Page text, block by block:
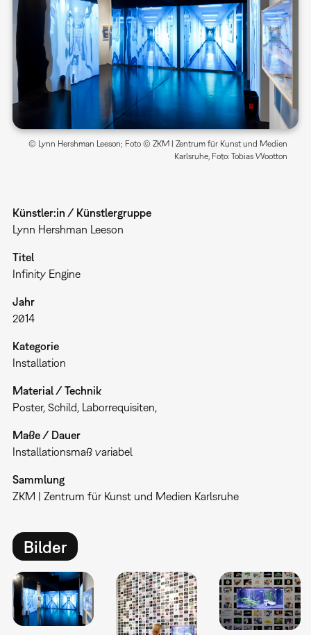
© Lynn Hershman Leeson; Foto © ZKM | Zentrum für Kunst und Medien
Karlsruhe, Foto: Tobias Wootton
Künstler:in / Künstlergruppe
Lynn Hershman Leeson
Titel
Infinity Engine
Jahr
2014
Kategorie
Installation
Material / Technik
Poster, Schild, Laborrequisiten,
Maße / Dauer
Installationsmaß variabel
Sammlung
ZKM | Zentrum für Kunst und Medien Karlsruhe
Bilder